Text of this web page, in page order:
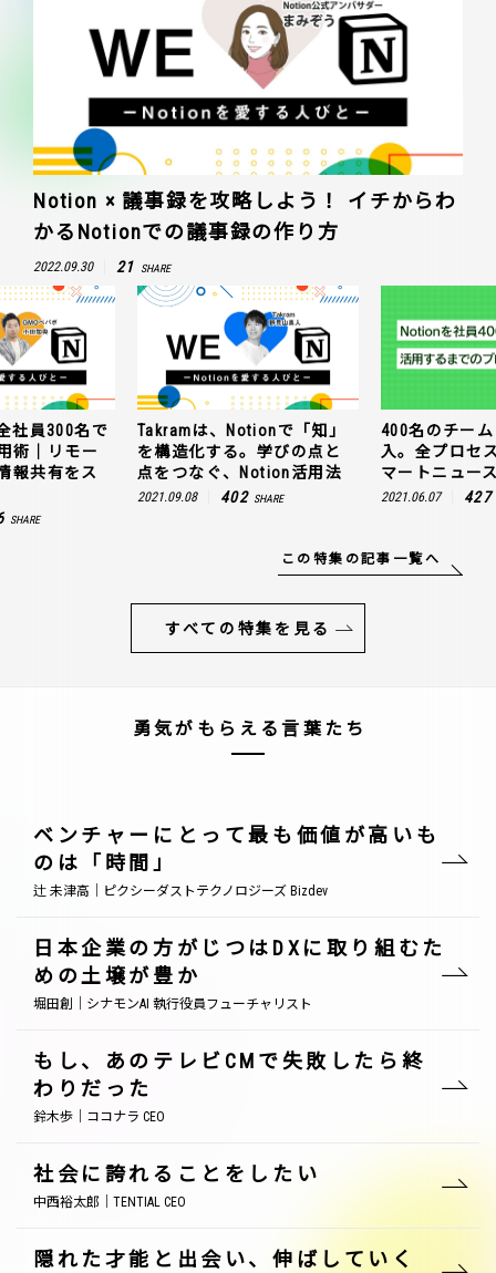
Notion × 議事録を攻略しよう！ イチからわ
かるNotionでの議事録の作り方
2022.09.30 21 SHARE
社員300名で
術｜リモー
報共有をス
SHARE
Takramは、Notionで「知」
を構造化する。学びの点と
点をつなぐ、Notion活用法
2021.09.08 402 SHARE
400名のチー
入。全プロセ
マートニュー
2021.06.07 427
この特集の記事一覧へ
すべての特集を見る
勇気がもらえる言葉たち
ベンチャーにとって最も価値が高いも
のは「時間」
辻 未津高｜ピクシーダストテクノロジーズ Bizdev
日本企業の方がじつはDXに取り組むた
めの土壌が豊か
堀田創｜シナモンAI 執行役員フューチャリスト
もし、あのテレビCMで失敗したら終
わりだった
鈴木歩｜ココナラ CEO
社会に誇れることをしたい
中西裕太郎｜TENTIAL CEO
隠れた才能と出会い、伸ばしていく